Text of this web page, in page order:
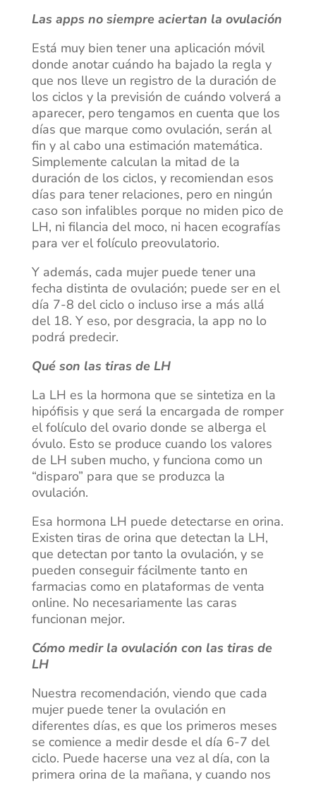
Las apps no siempre aciertan la ovulación
Está muy bien tener una aplicación móvil
donde anotar cuándo ha bajado la regla y
que nos lleve un registro de la duración de
los ciclos y la previsión de cuándo volverá a
aparecer, pero tengamos en cuenta que los
días que marque como ovulación, serán al
fin y al cabo una estimación matemática.
Simplemente calculan la mitad de la
duración de los ciclos, y recomiendan esos
días para tener relaciones, pero en ningún
caso son infalibles porque no miden pico de
LH, ni filancia del moco, ni hacen ecografías
para ver el folículo preovulatorio.
Y además, cada mujer puede tener una
fecha distinta de ovulación; puede ser en el
día 7-8 del ciclo o incluso irse a más allá
del 18. Y eso, por desgracia, la app no lo
podrá predecir.
Qué son las tiras de LH
La LH es la hormona que se sintetiza en la
hipófisis y que será la encargada de romper
el folículo del ovario donde se alberga el
óvulo. Esto se produce cuando los valores
de LH suben mucho, y funciona como un
“disparo” para que se produzca la
ovulación.
Esa hormona LH puede detectarse en orina.
Existen tiras de orina que detectan la LH,
que detectan por tanto la ovulación, y se
pueden conseguir fácilmente tanto en
farmacias como en plataformas de venta
online. No necesariamente las caras
funcionan mejor.
Cómo medir la ovulación con las tiras de
LH
Nuestra recomendación, viendo que cada
mujer puede tener la ovulación en
diferentes días, es que los primeros meses
se comience a medir desde el día 6-7 del
ciclo. Puede hacerse una vez al día, con la
primera orina de la mañana, y cuando nos